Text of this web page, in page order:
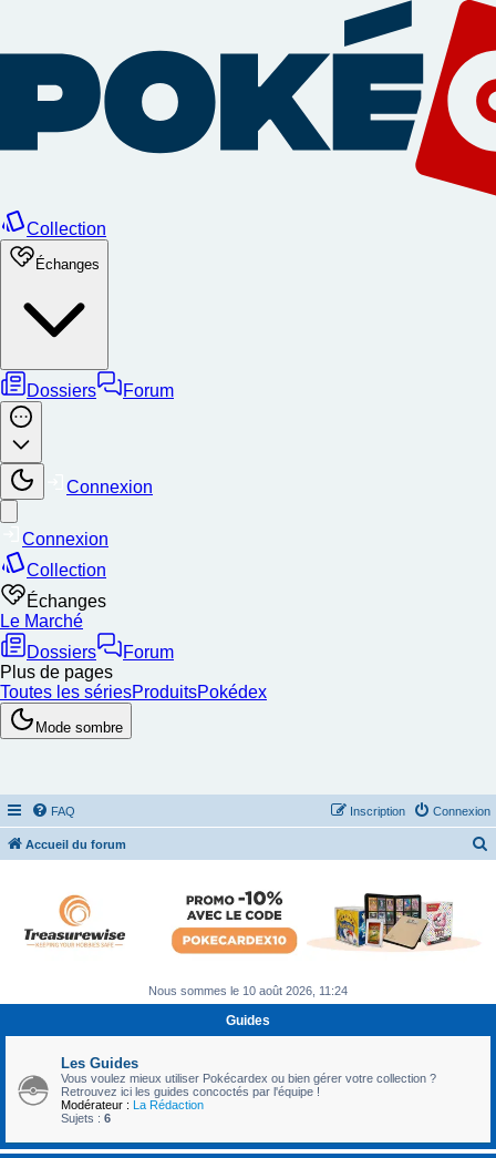
FAQ Connexion
Inscription
Accueil du forum
c
Nous sommes le 10 août 2026, 11:24
Guides
Les Guides
Vous voulez mieux utiliser Pokécardex ou bien gérer votre collection ?
Retrouvez ici les guides concoctés par l'équipe !
Modérateur : La Rédaction
Sujets : 6